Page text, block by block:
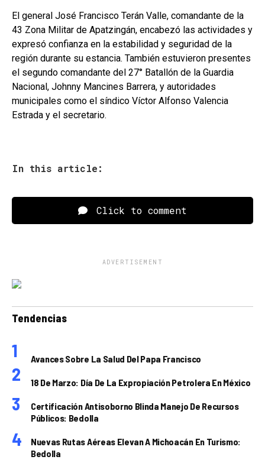
El general José Francisco Terán Valle, comandante de la
43 Zona Militar de Apatzingán, encabezó las actividades y
expresó confianza en la estabilidad y seguridad de la
región durante su estancia. También estuvieron presentes
el segundo comandante del 27° Batallón de la Guardia
Nacional, Johnny Mancines Barrera, y autoridades
municipales como el síndico Víctor Alfonso Valencia
Estrada y el secretario.
In this article:
Click to comment
ADVERTISEMENT
Tendencias
Avances Sobre La Salud Del Papa Francisco
18 De Marzo: Día De La Expropiación Petrolera En México
Certificación Antisoborno Blinda Manejo De Recursos
Públicos: Bedolla
Nuevas Rutas Aéreas Elevan A Michoacán En Turismo:
Bedolla